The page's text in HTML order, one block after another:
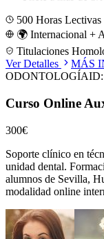
500 Horas Lectivas
🌍 Internacional +
Titulaciones
Ver Detalles
MÁS
ODONTOLOGÍAID:
Curso Online
300€
Soporte clínico en
unidad dental.
alumnos de Sevilla,
modalidad online